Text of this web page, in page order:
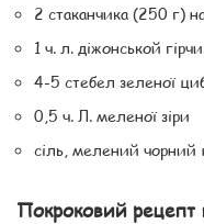
2 стаканчика (250 г)
1 ч. л. діжонськой
4-5 стебел зеленої
0,5 ч. Л. меленої зіри
сіль, мелений чорний
Покроковий рецепт